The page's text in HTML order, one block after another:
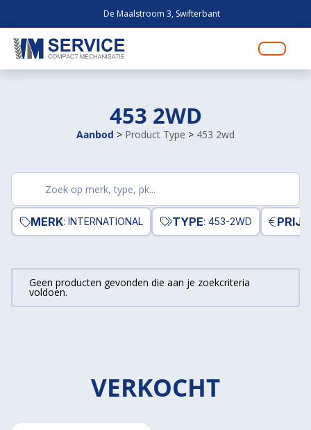
De Maalstroom 3, Swifterbant
453 2WD
Aanbod > Product Type > 453 2wd
producten
MERK: INTERNATIONAL TYPE: 453-2WD PRIJS
Geen producten gevonden die aan je zoekcriteria
voldoen.
VERKOCHT